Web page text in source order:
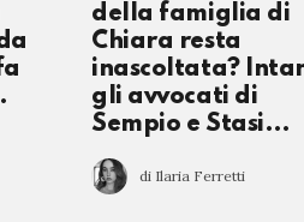
della famiglia di
Chiara resta
inascoltata?
gli avvocati di
Sempio e Stasi…
di Ilaria Ferretti